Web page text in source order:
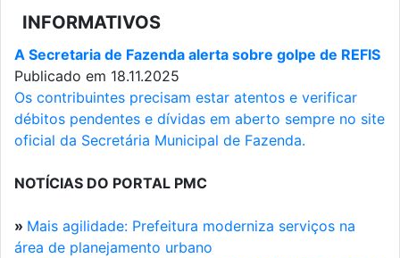
INFORMATIVOS
A Secretaria de Fazenda alerta sobre golpe de REFIS
Publicado em 18.11.2025
Os contribuintes precisam estar atentos e verificar
débitos pendentes e dívidas em aberto sempre no site
oficial da Secretária Municipal de Fazenda.
NOTÍCIAS DO PORTAL PMC
» Mais agilidade: Prefeitura moderniza serviços na
área de planejamento urbano